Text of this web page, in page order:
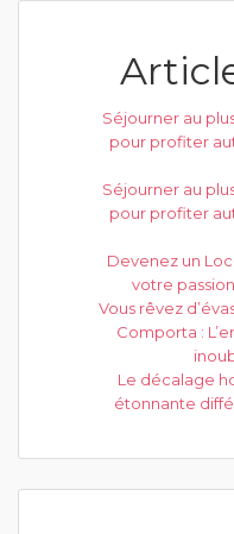
Séjourner au
pour profiter
Séjourner au
pour profiter
Devenez un
votre
Vous rêvez
Comporta :
Le décalage
étonnante